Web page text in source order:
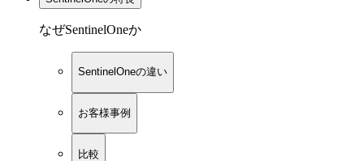
なぜSentinelOneか
SentinelOneの違い
お客様事例
比較